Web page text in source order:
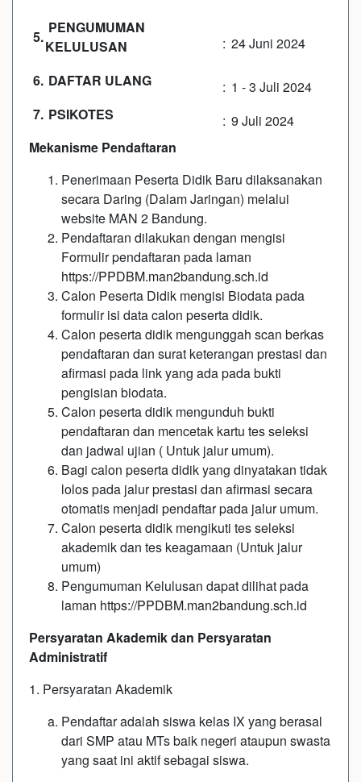
5.
PENGUMUMAN
KELULUSAN
: 24 Juni 2024
6. DAFTAR ULANG : 1 - 3 Juli 2024
7. PSIKOTES : 9 Juli 2024
Mekanisme Pendaftaran
Penerimaan Peserta Didik Baru dilaksanakan
secara Daring (Dalam Jaringan) melalui
website MAN 2 Bandung.
Pendaftaran dilakukan dengan mengisi
Formulir pendaftaran pada laman
https://PPDBM.man2bandung.sch.id
Calon Peserta Didik mengisi Biodata pada
formulir isi data calon peserta didik.
Calon peserta didik mengunggah scan berkas
pendaftaran dan surat keterangan prestasi dan
afirmasi pada link yang ada pada bukti
pengisian biodata.
Calon peserta didik mengunduh bukti
pendaftaran dan mencetak kartu tes seleksi
dan jadwal ujian ( Untuk jalur umum).
Bagi calon peserta didik yang dinyatakan tidak
lolos pada jalur prestasi dan afirmasi secara
otomatis menjadi pendaftar pada jalur umum.
Calon peserta didik mengikuti tes seleksi
akademik dan tes keagamaan (Untuk jalur
umum)
Pengumuman Kelulusan dapat dilihat pada
laman https://PPDBM.man2bandung.sch.id
Persyaratan Akademik dan Persyaratan
Administratif
1. Persyaratan Akademik
Pendaftar adalah siswa kelas IX yang berasal
dari SMP atau MTs baik negeri ataupun swasta
yang saat ini aktif sebagai siswa.